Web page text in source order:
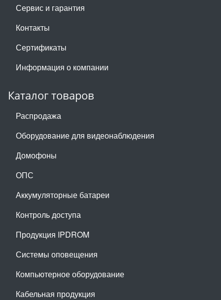
Сервис и гарантия
Контакты
Сертификаты
Информация о компании
Каталог товаров
Распродажа
Оборудование для видеонаблюдения
Домофоны
ОПС
Аккумуляторные батареи
Контроль доступа
Продукция IPDROM
Системы оповещения
Компьютерное оборудование
Кабельная продукция